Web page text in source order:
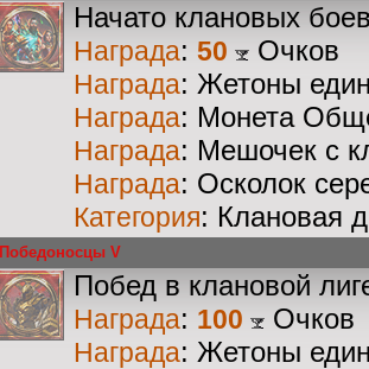
Начато клановых
Награда: 50 Очков
Награда: Жетоны
Награда: Монета
Награда: Мешочек с
Награда: Осколок
Категория: Клановая
Победоносцы V
Побед в клановой
Награда: 100 Очков
Награда: Жетоны